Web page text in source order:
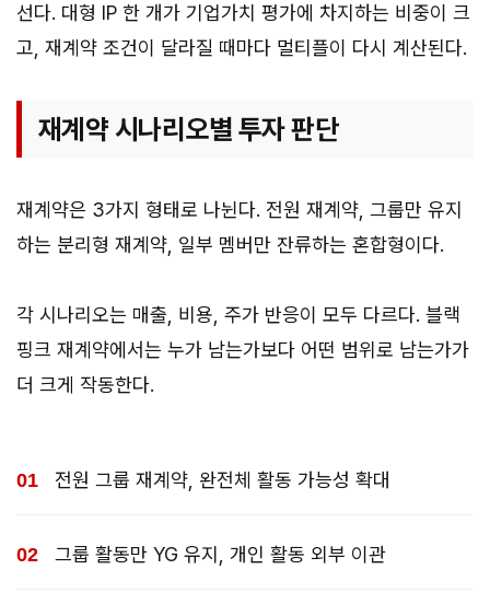
선다. 대형 IP 한 개가 기업가치 평가에 차지하는 비중이 크
고, 재계약 조건이 달라질 때마다 멀티플이 다시 계산된다.
재계약 시나리오별 투자 판단
재계약은 3가지 형태로 나뉜다. 전원 재계약, 그룹만 유지
하는 분리형 재계약, 일부 멤버만 잔류하는 혼합형이다.
각 시나리오는 매출, 비용, 주가 반응이 모두 다르다. 블랙
핑크 재계약에서는 누가 남는가보다 어떤 범위로 남는가가
더 크게 작동한다.
전원 그룹 재계약, 완전체 활동 가능성 확대
그룹 활동만 YG 유지, 개인 활동 외부 이관